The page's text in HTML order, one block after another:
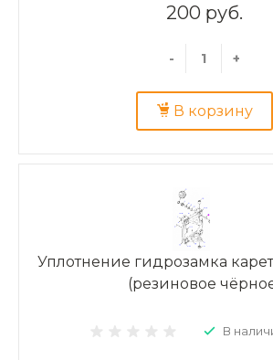
200 руб.
- +
В корзину
Уплотнение гидрозамка
(резиновое
В